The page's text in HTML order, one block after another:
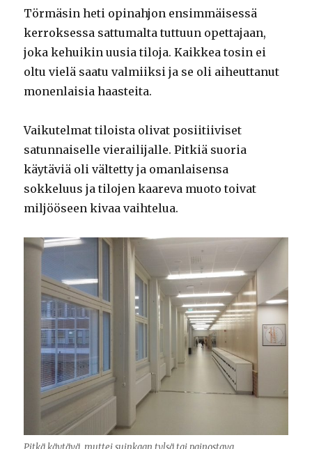
Törmäsin heti opinahjon ensimmäisessä
kerroksessa sattumalta tuttuun opettajaan,
joka kehuikin uusia tiloja. Kaikkea tosin ei
oltu vielä saatu valmiiksi ja se oli aiheuttanut
monenlaisia haasteita.
Vaikutelmat tiloista olivat posiitiiviset
satunnaiselle vierailijalle. Pitkiä suoria
käytäviä oli vältetty ja omanlaisensa
sokkeluus ja tilojen kaareva muoto toivat
miljööseen kivaa vaihtelua.